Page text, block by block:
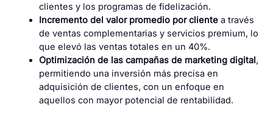
clientes y los programas de fidelización.
Incremento del valor promedio por clientea través
de ventas complementarias y servicios premium, lo
que elevó las ventas totales en un 40%.
Optimización de las campañas de marketing digital,
permitiendo una inversión más precisa en
adquisición de clientes, con un enfoque en
aquellos con mayor potencial de rentabilidad.